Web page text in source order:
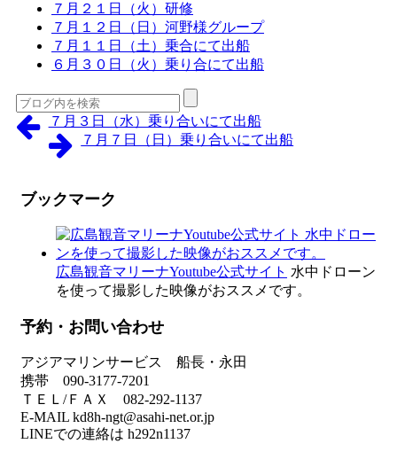
７月２１日（火）研修
７月１２日（日）河野様グループ
７月１１日（土）乗合にて出船
６月３０日（火）乗り合にて出船
７月３日（水）乗り合いにて出船
７月７日（日）乗り合いにて出船
ブックマーク
広島観音マリーナYoutube公式サイト 水中ドローン
を使って撮影した映像がおススメです。
予約・お問い合わせ
アジアマリンサービス 船長・永田
携帯 090-3177-7201
ＴＥＬ/ＦＡＸ 082-292-1137
E-MAIL kd8h-ngt@asahi-net.or.jp
LINEでの連絡は h292n1137